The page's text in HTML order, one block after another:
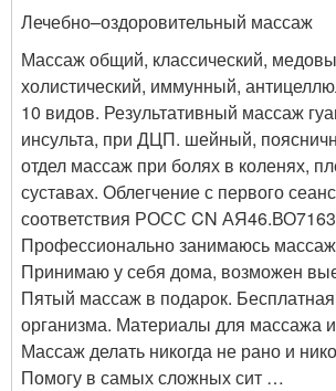
Лечебно–оздоровительный массаж
Массаж общий, классический,
холистический, иммунный,
10 видов. Результативный массаж
инсульта, при ДЦП. шейный,
отдел массаж при болях в коленях,
суставах. Облегчение с первого
соответствия РОСС CN
Профессионально занимаюсь
Принимаю у себя дома, возможен
Пятый массаж в подарок. Бесплатная
организма. Материалы для массажа
Массаж делать никогда не рано и
Помогу в самых сложных сит …